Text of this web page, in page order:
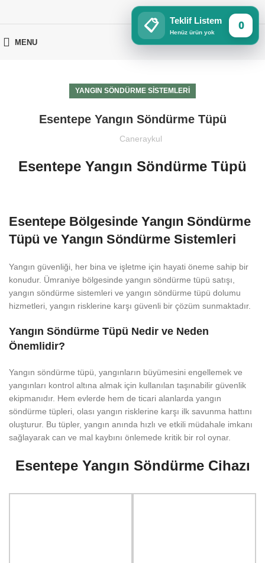
MENU
YANGIN SÖNDÜRME SISTEMLERI
Esentepe Yangın Söndürme Tüpü
Caneraykul
Esentepe Yangın Söndürme Tüpü
Esentepe Bölgesinde Yangın Söndürme
Tüpü ve Yangın Söndürme Sistemleri
Yangın güvenliği, her bina ve işletme için hayati öneme sahip bir
konudur. Ümraniye bölgesinde yangın söndürme tüpü satışı,
yangın söndürme sistemleri ve yangın söndürme tüpü dolumu
hizmetleri, yangın risklerine karşı güvenli bir çözüm sunmaktadır.
Yangın Söndürme Tüpü Nedir ve Neden
Önemlidir?
Yangın söndürme tüpü, yangınların büyümesini engellemek ve
yangınları kontrol altına almak için kullanılan taşınabilir güvenlik
ekipmanıdır. Hem evlerde hem de ticari alanlarda yangın
söndürme tüpleri, olası yangın risklerine karşı ilk savunma hattını
oluşturur. Bu tüpler, yangın anında hızlı ve etkili müdahale imkanı
sağlayarak can ve mal kaybını önlemede kritik bir rol oynar.
Esentepe Yangın Söndürme Cihazı
📋 Teklif Listem
Henüz ürün yok
0